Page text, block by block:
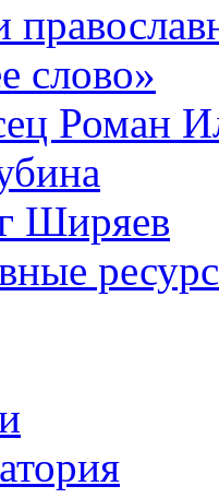
слово»
Роман
Ширяев